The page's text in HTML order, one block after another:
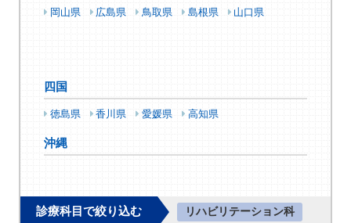
岡山県 広島県 鳥取県 島根県 山口県
四国
徳島県 香川県 愛媛県 高知県
沖縄
診療科目で絞り込む リハビリテーション科